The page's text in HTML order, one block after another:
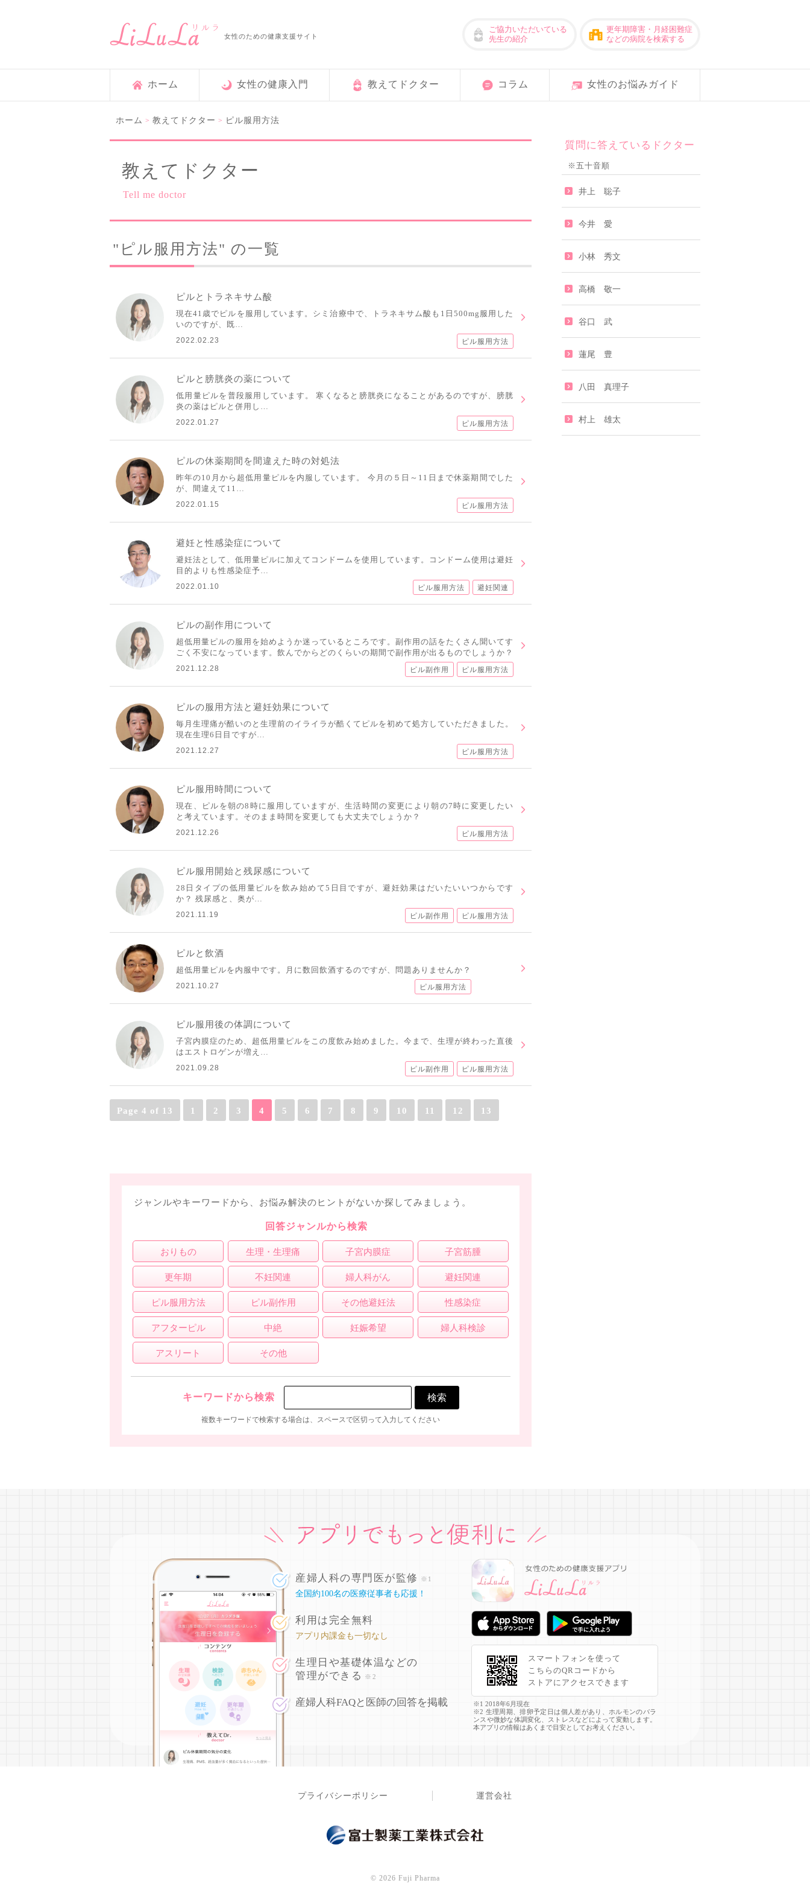
女性のための健康支援サイト
ご協力いただいている
先生の紹介
更年期障害・月経困難症
などの病院を検索する
ホーム 女性の健康入門 教えてドクター コラム 女性のお悩みガイド
ホーム > 教えてドクター > ピル服用方法
教えてドクター
Tell me doctor
"ピル服用方法" の一覧
ピルとトラネキサム酸
現在41歳でピルを服用しています。シミ治療中で、トラネキサム酸も1日500mg服用した
いのですが、既…
2022.02.23 ピル服用方法
ピルと膀胱炎の薬について
低用量ピルを普段服用しています。 寒くなると膀胱炎になることがあるのですが、膀胱
炎の薬はピルと併用し…
2022.01.27 ピル服用方法
ピルの休薬期間を間違えた時の対処法
昨年の10月から超低用量ピルを内服しています。 今月の５日～11日まで休薬期間でした
が、間違えて11…
2022.01.15 ピル服用方法
避妊と性感染症について
避妊法として、低用量ピルに加えてコンドームを使用しています。コンドーム使用は避妊
目的よりも性感染症予…
2022.01.10 ピル服用方法 避妊関連
ピルの副作用について
超低用量ピルの服用を始めようか迷っているところです。副作用の話をたくさん聞いてす
ごく不安になっています。飲んでからどのくらいの期間で副作用が出るものでしょうか？
2021.12.28 ピル副作用 ピル服用方法
ピルの服用方法と避妊効果について
毎月生理痛が酷いのと生理前のイライラが酷くてピルを初めて処方していただきました。
現在生理6日目ですが…
2021.12.27 ピル服用方法
ピル服用時間について
現在、ピルを朝の8時に服用していますが、生活時間の変更により朝の7時に変更したい
と考えています。そのまま時間を変更しても大丈夫でしょうか？
2021.12.26 ピル服用方法
ピル服用開始と残尿感について
28日タイプの低用量ピルを飲み始めて5日目ですが、避妊効果はだいたいいつからです
か？ 残尿感と、奥が…
2021.11.19 ピル副作用 ピル服用方法
ピルと飲酒
超低用量ピルを内服中です。月に数回飲酒するのですが、問題ありませんか？
2021.10.27 ピル服用方法
ピル服用後の体調について
子宮内膜症のため、超低用量ピルをこの度飲み始めました。今まで、生理が終わった直後
はエストロゲンが増え…
2021.09.28 ピル副作用 ピル服用方法
Page 4 of 13 1 2 3 4 5 6 7 8 9 10 11 12 13
ジャンルやキーワードから、お悩み解決のヒントがないか探してみましょう。
回答ジャンルから検索
おりもの 生理・生理痛 子宮内膜症 子宮筋腫
更年期 不妊関連 婦人科がん 避妊関連
ピル服用方法 ピル副作用 その他避妊法 性感染症
アフターピル 中絶 妊娠希望 婦人科検診
アスリート その他
キーワードから検索
複数キーワードで検索する場合は、スペースで区切って入力してください
質問に答えているドクター
※五十音順
井上 聡子
今井 愛
小林 秀文
高橋 敬一
谷口 武
蓮尾 豊
八田 真理子
村上 雄太
産婦人科の専門医が監修 ※1
全国約100名の医療従事者も応援！
利用は完全無料
アプリ内課金も一切なし
生理日や基礎体温などの
管理ができる
※2
産婦人科FAQと医師の回答を掲載
スマートフォンを使って
こちらのQRコードから
ストアにアクセスできます
※1 2018年6月現在
※2 生理周期、排卵予定日は個人差があり、ホルモンのバラ
ンスや微妙な体調変化、ストレスなどによって変動します。
本アプリの情報はあくまで目安としてお考えください。
プライバシーポリシー 運営会社
© 2026 Fuji Pharma